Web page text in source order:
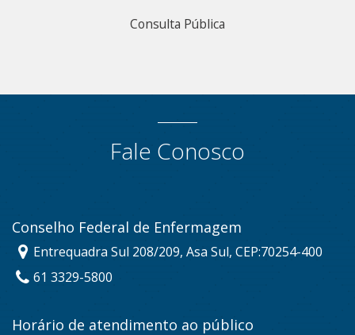
Consulta Pública
Fale Conosco
Conselho Federal de Enfermagem
Entrequadra Sul 208/209, Asa Sul, CEP:70254-400
61 3329-5800
Horário de atendimento ao público